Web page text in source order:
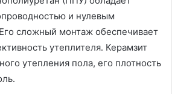
и нулевым
сложный монтаж обеспечивает
утеплителя․ Керамзит
утепления пола, его плотность